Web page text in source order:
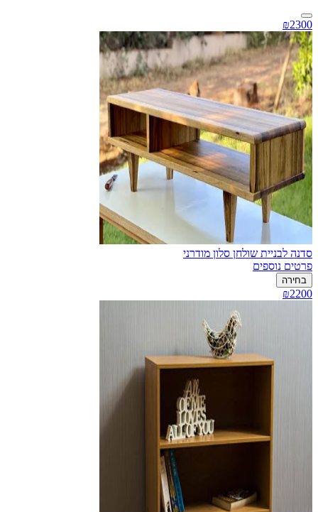
₪2300
סדנה לבניית שולחן סלון מודרני
פרטים נוספים
בחירה
₪2200